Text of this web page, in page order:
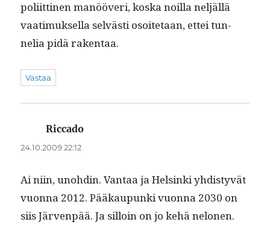
poli­it­ti­nen manööveri, kos­ka noil­la neljäl­lä
vaa­timuk­sel­la selvästi osoite­taan, ettei tun­
nelia pidä rakentaa.
Vastaa
Riccado
24.10.2009 22:12
Ai niin, uno­hdin. Van­taa ja Helsin­ki yhdis­tyvät
vuon­na 2012. Pääkaupun­ki vuon­na 2030 on
siis Jär­ven­pää. Ja sil­loin on jo kehä nelonen.